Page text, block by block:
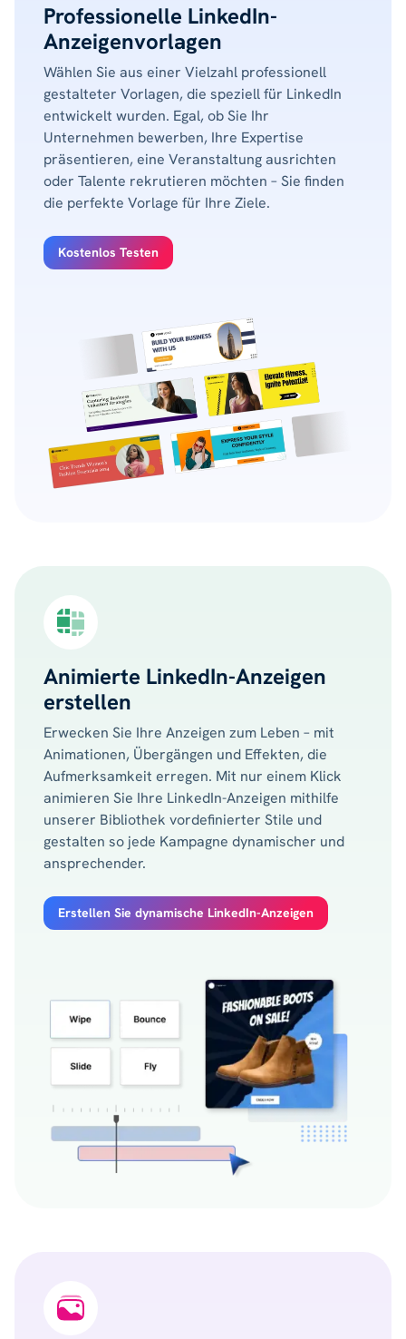
Professionelle LinkedIn-
Anzeigenvorlagen
Wählen Sie aus einer Vielzahl professionell
gestalteter Vorlagen, die speziell für LinkedIn
entwickelt wurden. Egal, ob Sie Ihr
Unternehmen bewerben, Ihre Expertise
präsentieren, eine Veranstaltung ausrichten
oder Talente rekrutieren möchten – Sie finden
die perfekte Vorlage für Ihre Ziele.
Kostenlos Testen
Animierte LinkedIn-Anzeigen
erstellen
Erwecken Sie Ihre Anzeigen zum Leben – mit
Animationen, Übergängen und Effekten, die
Aufmerksamkeit erregen. Mit nur einem Klick
animieren Sie Ihre LinkedIn-Anzeigen mithilfe
unserer Bibliothek vordefinierter Stile und
gestalten so jede Kampagne dynamischer und
ansprechender.
Erstellen Sie dynamische LinkedIn-Anzeigen